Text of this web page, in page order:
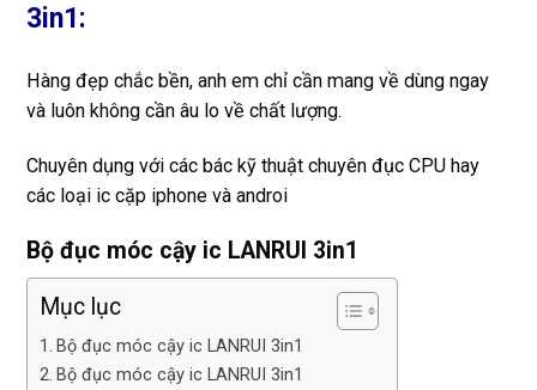
3in1:
Hàng đẹp chắc bền, anh em chỉ cần mang về dùng ngay
và luôn không cần âu lo về chất lượng.
Chuyên dụng với các bác kỹ thuật chuyên đục CPU hay
các loại ic cặp iphone và androi
Bộ đục móc cậy ic LANRUI 3in1
Mục lục
Bộ đục móc cậy ic LANRUI 3in1
Bộ đục móc cậy ic LANRUI 3in1